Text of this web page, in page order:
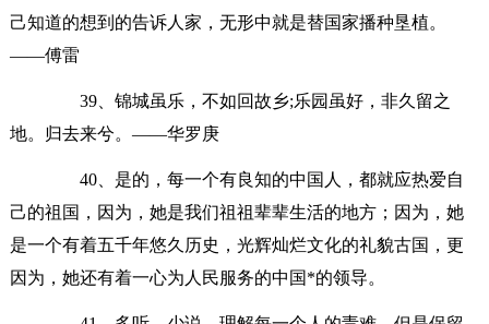
己知道的想到的告诉人家，无形中就是替国家播种垦植。
——傅雷
39、锦城虽乐，不如回故乡;乐园虽好，非久留之
地。归去来兮。——华罗庚
40、是的，每一个有良知的中国人，都就应热爱自
己的祖国，因为，她是我们祖祖辈辈生活的地方；因为，她
是一个有着五千年悠久历史，光辉灿烂文化的礼貌古国，更
因为，她还有着一心为人民服务的中国*的领导。